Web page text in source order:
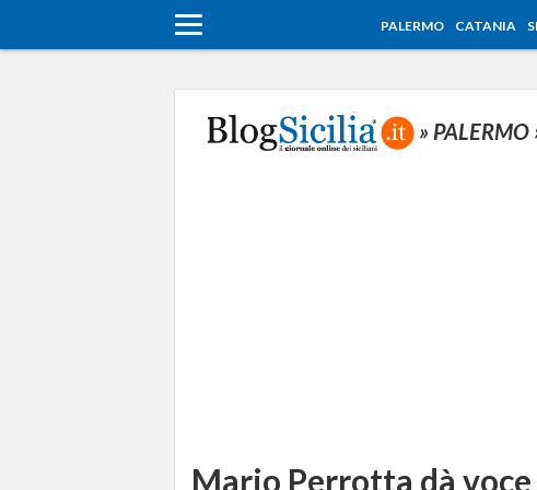
PALERMO CATANIA
» PALERMO
Mario Perrotta dà